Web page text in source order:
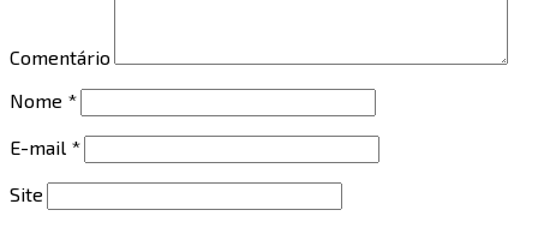
Comentário
Nome *
E-mail *
Site